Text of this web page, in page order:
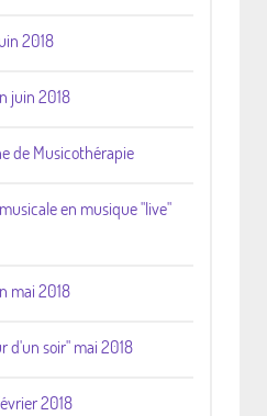
2018
juin 2018
de Musicothérapie
en musique "live"
mai 2018
d'un soir" mai 2018
2018